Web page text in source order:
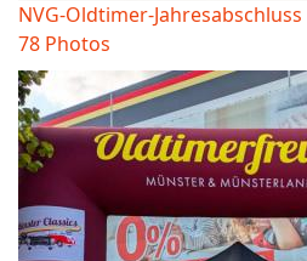
NVG-Oldtimer-
78 Photos